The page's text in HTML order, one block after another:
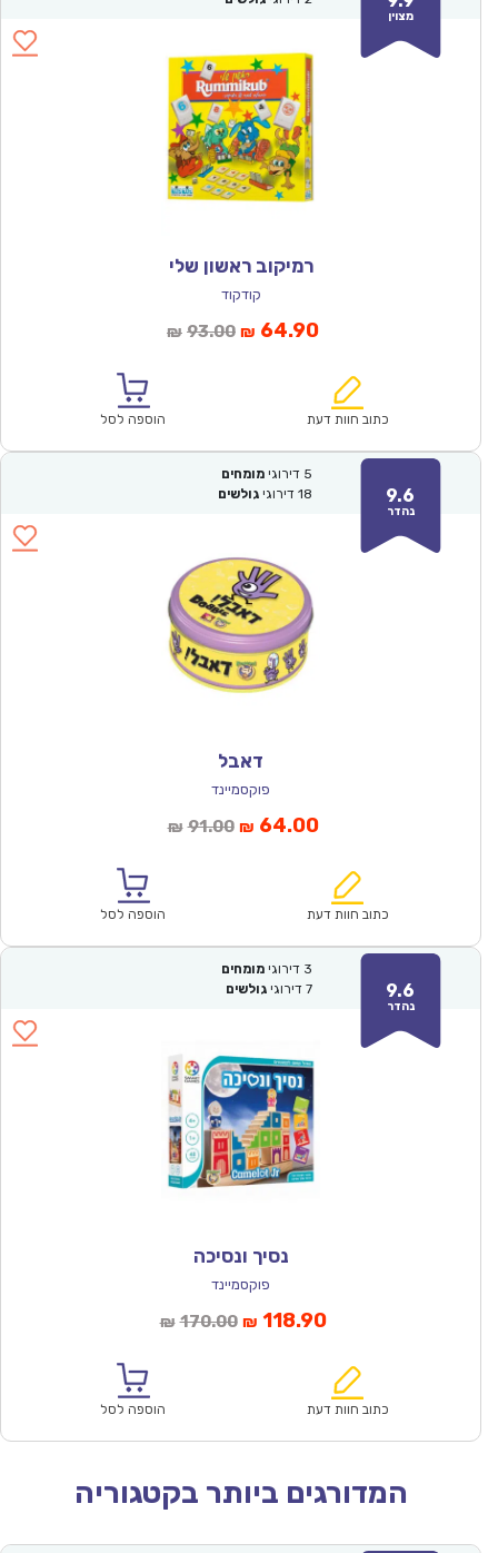
מצוין
רמיקוב ראשון שלי
קודקוד
₪ 93.00המחיר
₪93.00.
₪ 64.90המחיר
הוא:
כתוב חוות דעת הוספה לסל
9.6
נהדר
5 דירוגי מומחים
18 דירוגי גולשים
דאבל
פוקסמיינד
₪ 91.00המחיר
₪91.00.
₪ 64.00המחיר
הוא:
כתוב חוות דעת הוספה לסל
9.6
נהדר
3 דירוגי מומחים
7 דירוגי גולשים
נסיך ונסיכה
פוקסמיינד
₪ 170.00המחיר
₪170.00.
₪ 118.90המחיר
הוא:
כתוב חוות דעת הוספה לסל
המדורגים ביותר בקטגוריה